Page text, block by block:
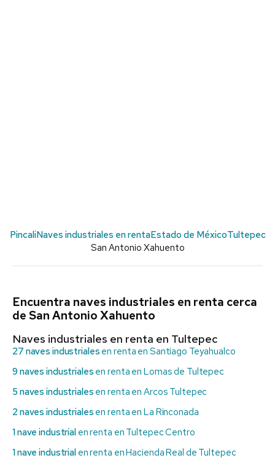
PincaliNaves industriales en rentaEstado de MéxicoTultepec
San Antonio Xahuento
Encuentra naves industriales en renta cerca
de San Antonio Xahuento
Naves industriales en renta en Tultepec
27 naves industriales en renta en Santiago Teyahualco
9 naves industriales en renta en Lomas de Tultepec
5 naves industriales en renta en Arcos Tultepec
2 naves industriales en renta en La Rinconada
1 nave industrialen renta en Tultepec Centro
1 nave industrialen renta en Hacienda Real de Tultepec